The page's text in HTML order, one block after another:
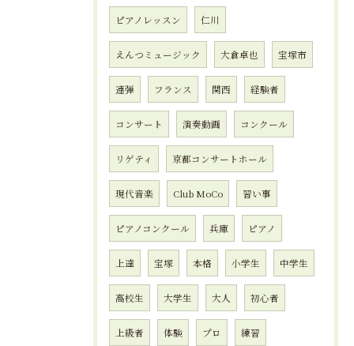
ピアノレッスン 仁川
えんつミュージック 大倉卓也 宝塚市
連弾 フランス 関西 経験者
コンサート 演奏動画 コンクール
リゲティ 京都コンサートホール
現代音楽 Club MoCo 習い事
ピアノコンクール 兵庫 ピアノ
上達 宝塚 本格 小学生 中学生
高校生 大学生 大人 初心者
上級者 体験 プロ 練習